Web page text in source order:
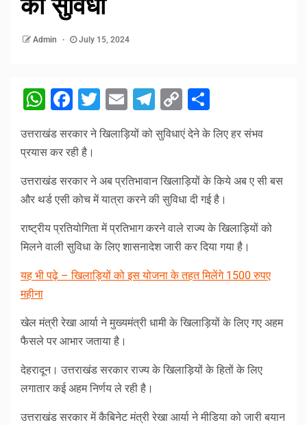
की सुविधा
Admin July 15, 2024
WhatsApp
Facebook
Twitter
EmailTelegram
Copy
Link
उत्तराखंड सरकार ने खिलाड़ियों को सुविधाएं देने के लिए हर संभव
प्रयास कर रही है।
उत्तराखंड सरकार ने अब प्रतिभावान खिलाड़ियों के किये अब ए सी बस
और थर्ड एसी कोच में यात्रा करने की सुविधा दी गई है।
राष्ट्रीय प्रतियोगिता में प्रतिभाग करने वाले राज्य के खिलाड़ियों को
मिलने वाली सुविधा के लिए शासनादेश जारी कर दिया गया है।
यह भी पढ़े – खिलाड़ियों को इस योजना के तहत मिलेंगे 1500 रुपए
महीना
खेल मंत्री रेखा आर्या ने मुख्यमंत्री धामी के खिलाड़ियों के लिए गए अहम
फैसले पर आभार जताया है।
देहरादून। उत्तराखंड सरकार राज्य के खिलाड़ियों के हितों के लिए
लगातार कई अहम निर्णय ले रही है।
उत्तराखंड सरकार में कैबिनेट मंत्री रेखा आर्या ने मीडिया को जारी बयान